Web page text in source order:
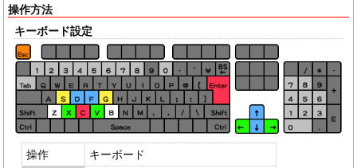
操作方法
キーボード設定
操作
キーボード